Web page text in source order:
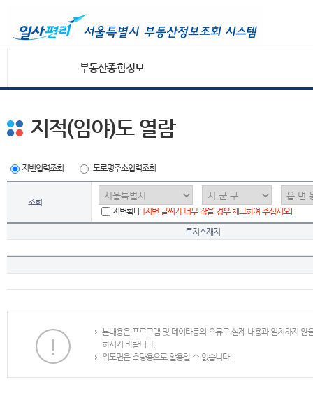
부동산종합정보
지적(임야)도 열람
지번입력조회 도로명주소입력조회
조회
지번확대 [지번 글씨가 너무 작을 경우 체크하여 주십시오]
토지소재지
본내용은 프로그램 및 데이타등의 오류로 실제 내용과 일치하지
하시기 바랍니다.
위도면은 측량용으로 활용할 수 없습니다.